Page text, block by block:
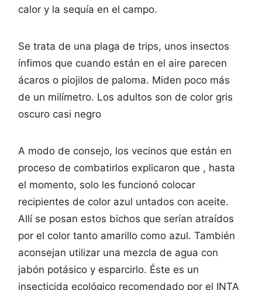
calor y la sequía en el campo.
Se trata de una plaga de trips, unos insectos
ínfimos que cuando están en el aire parecen
ácaros o piojilos de paloma. Miden poco más
de un milímetro. Los adultos son de color gris
oscuro casi negro
A modo de consejo, los vecinos que están en
proceso de combatirlos explicaron que , hasta
el momento, solo les funcionó colocar
recipientes de color azul untados con aceite.
Allí se posan estos bichos que serían atraídos
por el color tanto amarillo como azul. También
aconsejan utilizar una mezcla de agua con
jabón potásico y esparcirlo. Éste es un
insecticida ecológico recomendado por el INTA